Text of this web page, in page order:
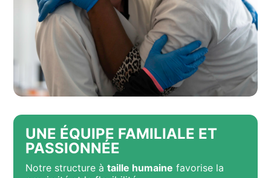
UNE ÉQUIPE FAMILIALE ET
PASSIONNÉE
Notre structure àtaille humaine favorise la